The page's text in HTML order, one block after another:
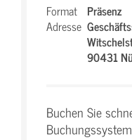
Format Präsenz
Adresse
90431
Buchen Sie
Buchungssystem